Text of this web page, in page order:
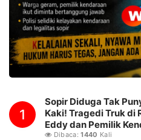
1
Sopir Diduga Tak
Kaki! Tragedi Truk di
Eddy dan Pemilik
Dibaca:1440 Kali